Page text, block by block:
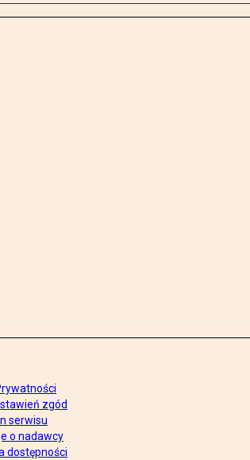
zgód
serwisu
o nadawcy
dostępności